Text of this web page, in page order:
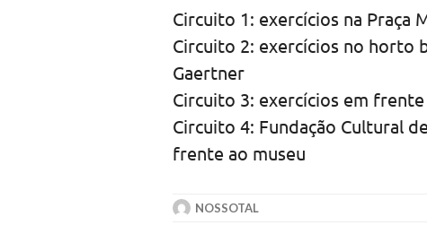
Circuito 1: exercícios na Praça
Circuito 2: exercícios no horto
Gaertner
Circuito 3: exercícios em
Circuito 4: Fundação Cultural
frente ao museu
NOSSOTAL